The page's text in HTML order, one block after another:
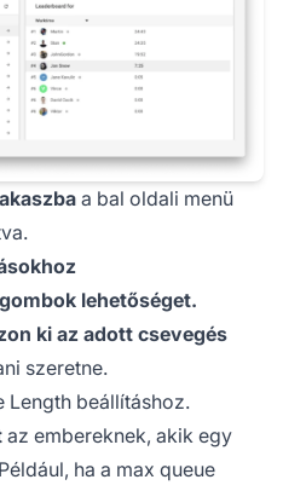
a bal oldali menü
lehetőséget.
ki az adott csevegés
szeretne.
Length beállításhoz.
az embereknek, akik egy
ha a max queue